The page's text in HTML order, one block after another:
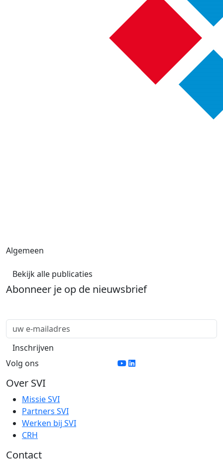
Algemeen
Bekijk alle publicaties
Abonneer je op de nieuwsbrief
Volg ons
Over SVI
Missie SVI
Partners SVI
Werken bij SVI
CRH
Contact